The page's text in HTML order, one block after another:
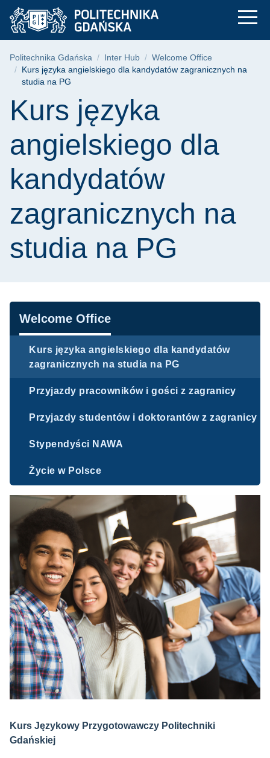
Przejdź
do
menu
Przejdź
do
wyszukiwarki
Przejdź
do
treści
Kurs języka
Ścieżka nawigacyjna
Politechnika Gdańska Inter Hub
Welcome Office
Kurs języka angielskiego dla kandydatów zagranicznych na
studia na PG
Treść strony
Kurs języka
angielskiego dla
kandydatów
zagranicznych na
studia na PG
Nawigacja
Welcome Office
Kurs języka angielskiego dla kandydatów
zagranicznych na studia na PG
Przyjazdy pracowników i gości z zagranicy
Przyjazdy studentów i doktorantów z zagranicy
Stypendyści NAWA
Życie w Polsce
Kurs Językowy Przygotowawczy Politechniki
Gdańskiej